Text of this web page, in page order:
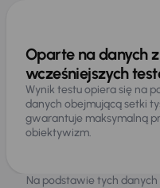
Oparte na danych
wcześniejszych
Wynik testu opiera się na
danych obejmującą setki
gwarantuje maksymalną
obiektywizm.
Na podstawie tych